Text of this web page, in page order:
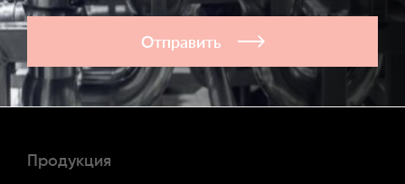
Отправить
Продукция